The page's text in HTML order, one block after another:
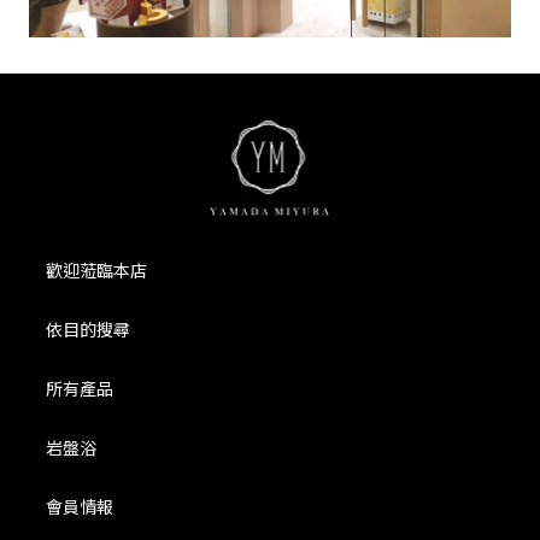
歡迎蒞臨本店
依目的搜尋
所有產品
岩盤浴
會員情報